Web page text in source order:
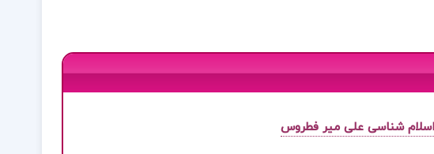
شناسی علی میر فطروس